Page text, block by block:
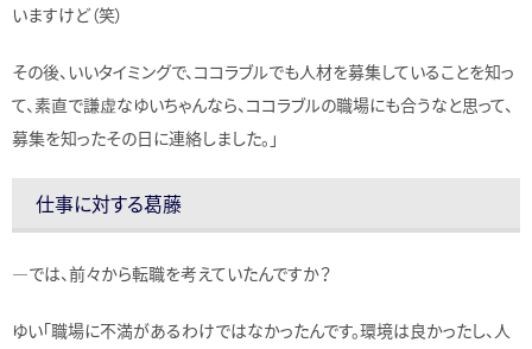
いますけど（笑）
その後、いいタイミングで、ココラブルでも人材を募集していることを知っ
て、素直で謙虚なゆいちゃんなら、ココラブルの職場にも合うなと思って、
募集を知ったその日に連絡しました。」
仕事に対する葛藤
—では、前々から転職を考えていたんですか？
ゆい「職場に不満があるわけではなかったんです。環境は良かったし、人